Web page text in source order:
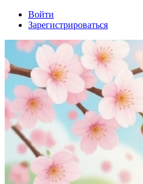
Войти
Зарегистрироваться